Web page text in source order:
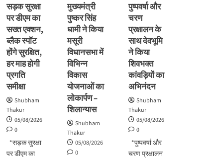
सड़क सुरक्षा
पर डीएम का
सख्त एक्शन,
ब्लैक स्पॉट
होंगे सुरक्षित,
हर माह होगी
प्रगति
समीक्षा
Shubham
Thakur
05/08/2026
0
*सड़क सुरक्षा
पर डीएम का
मुख्यमंत्री
पुष्कर सिंह
धामी ने किया
मसूरी
विधानसभा में
विभिन्न
विकास
योजनाओं का
लोकार्पण –
शिलान्यास
Shubham
Thakur
05/08/2026
0
पुष्पवर्षा और
चरण
प्रक्षालन के
साथ देवभूमि
ने किया
शिवभक्त
कांवड़ियों का
अभिनंदन
Shubham
Thakur
05/08/2026
0
*पुष्पवर्षा और
चरण प्रक्षालन